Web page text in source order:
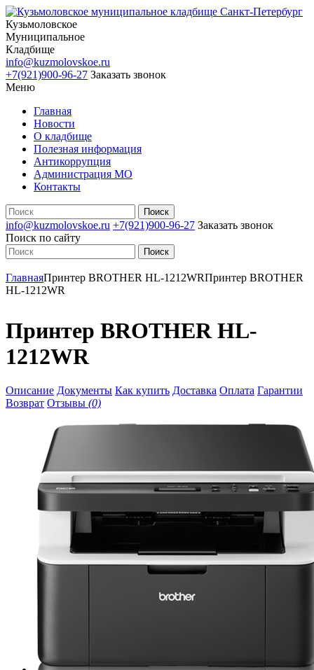
Кузьмоловское
Муниципальное
Кладбище
info@kuzmolovskoe.ru
+7(921)900-96-27 Заказать звонок
Меню
Главная
Новости
О кладбище
Полезная информация
Антикоррупция
Администрация МО
Контакты
info@kuzmolovskoe.ru +7(921)900-96-27 Заказать звонок
Поиск по сайту
ГлавнаяПринтер BROTHER HL-1212WRПринтер BROTHER
HL-1212WR
Принтер BROTHER HL-
1212WR
Описание Документы Как купить Доставка Оплата Гарантии
Возврат Отзывы (0)